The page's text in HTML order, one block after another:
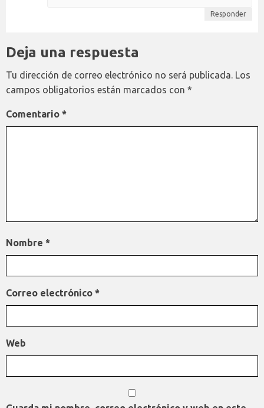
Responder
Deja una respuesta
Tu dirección de correo electrónico no será publicada. Los
campos obligatorios están marcados con *
Comentario *
Nombre *
Correo electrónico *
Web